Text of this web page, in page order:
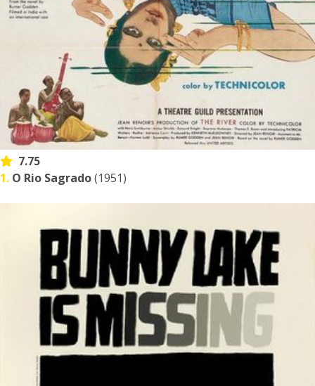
7.75
1. O Rio Sagrado(1951)